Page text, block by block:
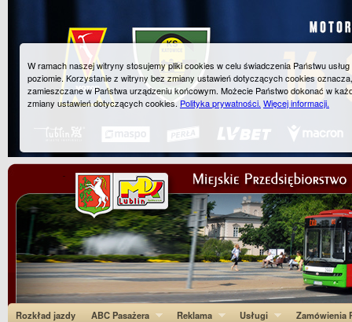
Rozkład jazdy ABC Pasażera Reklama Usługi Zamówienia
W ramach naszej witryny stosujemy pliki cookies w celu świadczenia Państwu
poziomie. Korzystanie z witryny bez zmiany ustawień dotyczących cookies
zamieszczane w Państwa urządzeniu końcowym. Możecie Państwo dokonać w
zmiany ustawień dotyczących cookies.Polityka prywatności. Więcej informacji.